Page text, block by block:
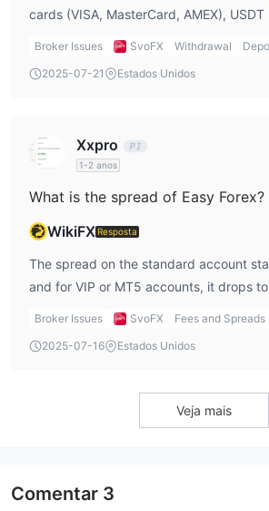
cards (VISA, MasterCard, AMEX), USDT
Ethereum mainnet, Google Pay, and
through bank transfer, which is a bit
Broker Issues SvoFX Withdrawal
2025-07-21
Estados Unidos
Xxpro
1-2 anos
What is the spread of Easy Forex?
WikiFXResposta
The spread on the standard account
and for VIP or MT5 accounts, it drops
someone trading actively, I pay close
easy forex trading.
Broker Issues SvoFX
Fees and Spreads
2025-07-16
Estados Unidos
Veja mais
Comentar 3